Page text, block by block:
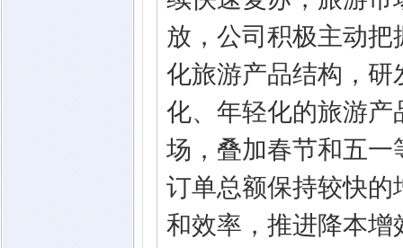
放，公司积极主动
化旅游产品结构，
化、年轻化的旅游
场，叠加春节和五
订单总额保持较快
和效率，推进降本